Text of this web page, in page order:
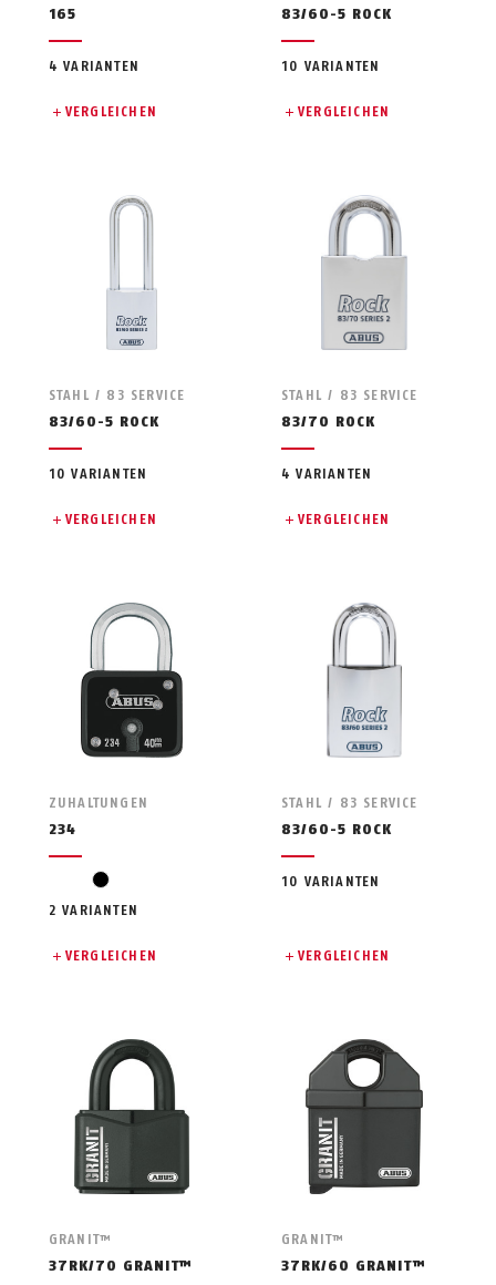
165
4 VARIANTEN
VERGLEICHEN
83/60-5 ROCK
10 VARIANTEN
VERGLEICHEN
STAHL / 83 SERVICE
83/60-5 ROCK
10 VARIANTEN
VERGLEICHEN
STAHL / 83 SERVICE
83/70 ROCK
4 VARIANTEN
VERGLEICHEN
ZUHALTUNGEN
234
black
2 VARIANTEN
VERGLEICHEN
STAHL / 83 SERVICE
83/60-5 ROCK
10 VARIANTEN
VERGLEICHEN
GRANIT™
37RK/70 GRANIT™
GRANIT™
37RK/60 GRANIT™